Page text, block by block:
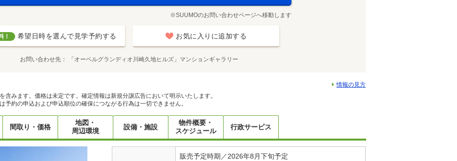
※SUUMOのお問い合わせページへ移動します
！ 希望日時を選んで見学予約する お気に入りに追加する
お問い合わせ先 「オーベルグランディオ川崎久地ヒルズ」マンションギャラリー
情報の見方
含みます。価格は未定です。確定情報は新規分譲広告において明示いたします。
予約の申込および申込順位の確保につながる行為は一切できません。
間取り・価格
地図・
周辺環境
設備・施設
物件概要・
スケジュール
行政サービス
販売予定時期／2026年8月下旬予定